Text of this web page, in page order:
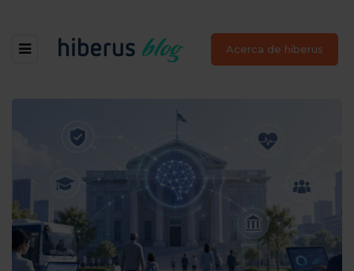
Acerca de hiberus